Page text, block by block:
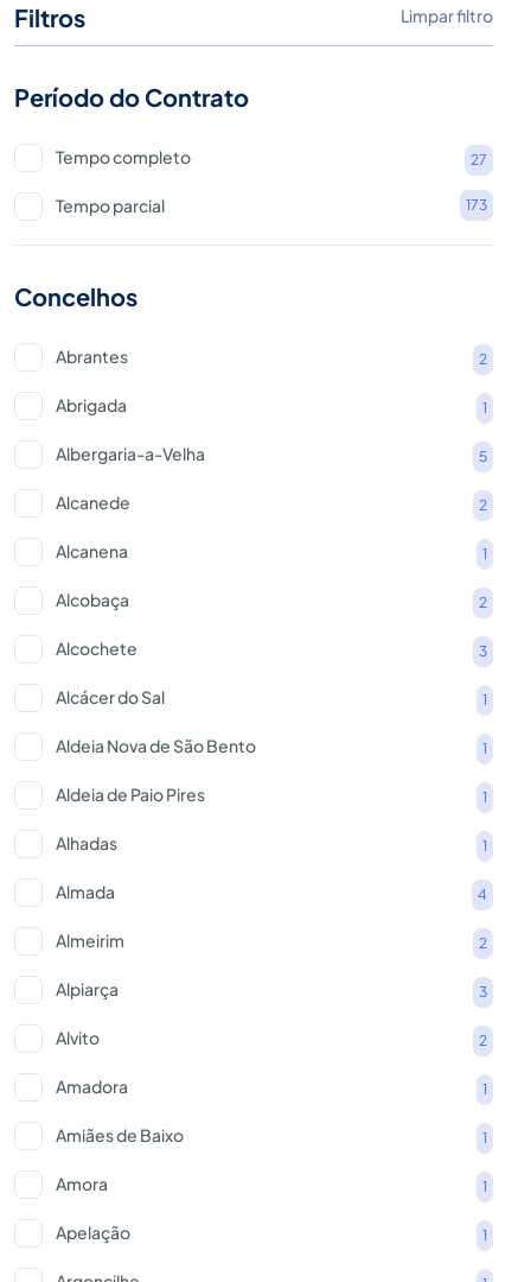
Filtros Limpar filtro
Período do Contrato
Tempo completo 27
Tempo parcial 173
Concelhos
Abrantes 2
Abrigada 1
Albergaria-a-Velha 5
Alcanede 2
Alcanena 1
Alcobaça 2
Alcochete 3
Alcácer do Sal 1
Aldeia Nova de São Bento 1
Aldeia de Paio Pires 1
Alhadas 1
Almada 4
Almeirim 2
Alpiarça 3
Alvito 2
Amadora 1
Amiães de Baixo 1
Amora 1
Apelação 1